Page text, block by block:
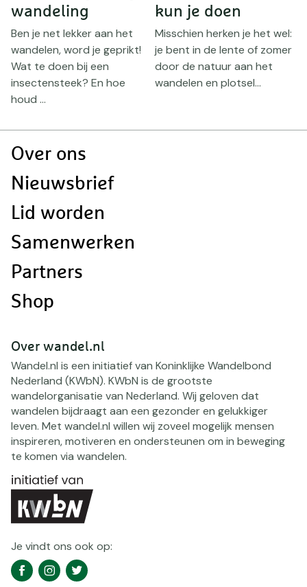
wandeling
Ben je net lekker aan het
wandelen, word je geprikt!
Wat te doen bij een
insectensteek? En hoe
houd ...
kun je doen
Misschien herken je het wel:
je bent in de lente of zomer
door de natuur aan het
wandelen en plotsel...
Doormat
Over ons
Nieuwsbrief
Lid worden
Samenwerken
Partners
Shop
Over wandel.nl
Wandel.nl is een initiatief van Koninklijke Wandelbond
Nederland (KWbN). KWbN is de grootste
wandelorganisatie van Nederland. Wij geloven dat
wandelen bijdraagt aan een gezonder en gelukkiger
leven. Met wandel.nl willen wij zoveel mogelijk mensen
inspireren, motiveren en ondersteunen om in beweging
te komen via wandelen.
Je vindt ons ook op:
Social
media
FacebookInstagramTwitter